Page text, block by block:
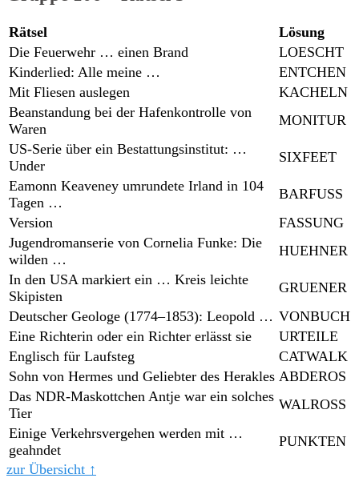
Rätsel
Lösung
Die Feuerwehr … einen Brand
LOESCHT
Kinderlied: Alle meine …
ENTCHEN
Mit Fliesen auslegen
KACHELN
Beanstandung bei der Hafenkontrolle von
Waren
MONITUR
US-Serie über ein Bestattungsinstitut: …
Under
SIXFEET
Eamonn Keaveney umrundete Irland in 104
Tagen …
BARFUSS
Version
FASSUNG
Jugendromanserie von Cornelia Funke: Die
wilden …
HUEHNER
In den USA markiert ein … Kreis leichte
Skipisten
GRUENER
Deutscher Geologe (1774–1853): Leopold … VONBUCH
Eine Richterin oder ein Richter erlässt sie
URTEILE
Englisch für Laufsteg
CATWALK
Sohn von Hermes und Geliebter des Herakles ABDEROS
Das NDR-Maskottchen Antje war ein solches
Tier
WALROSS
Einige Verkehrsvergehen werden mit …
geahndet
PUNKTEN
zur Übersicht ↑